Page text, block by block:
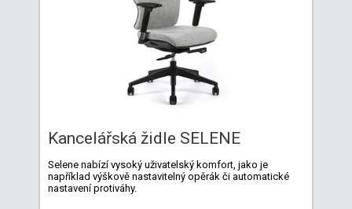
Kancelářská židle SELENE
Selene nabízí vysoký uživatelský komfort, jako je
například výškově nastavitelný opěrák či automatické
nastavení protiváhy.